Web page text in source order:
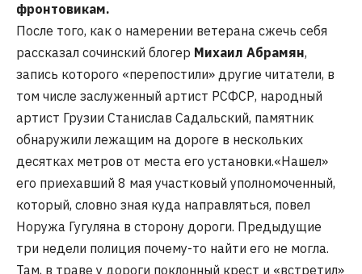
фронтовикам.
После того, как о намерении ветерана сжечь себя
рассказал сочинский блогер Михаил Абрамян,
запись которого «перепостили» другие читатели, в
том числе заслуженный артист РСФСР, народный
артист Грузии Станислав Садальский, памятник
обнаружили лежащим на дороге в нескольких
десятках метров от места его установки.«Нашел»
его приехавший 8 мая участковый уполномоченный,
который, словно зная куда направляться, повел
Норужа Гугуляна в сторону дороги. Предыдущие
три недели полиция почему-то найти его не могла.
Там, в траве у дороги поклонный крест и «встретил»